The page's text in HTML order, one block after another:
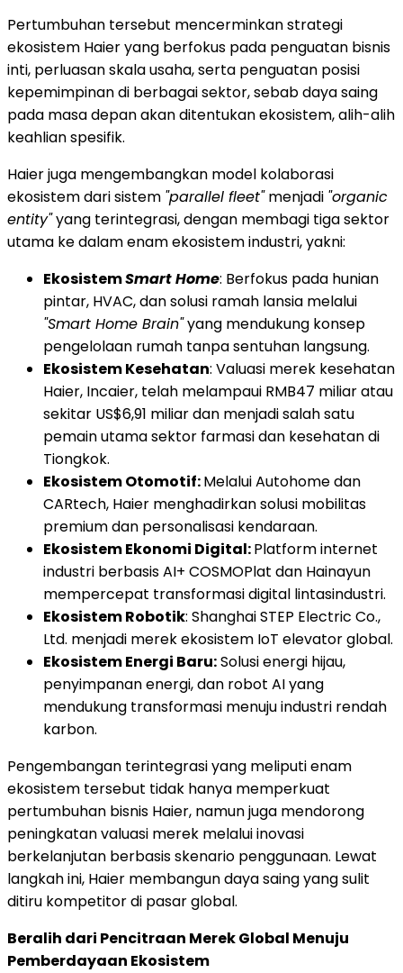
Pertumbuhan tersebut mencerminkan strategi
ekosistem Haier yang berfokus pada penguatan bisnis
inti, perluasan skala usaha, serta penguatan posisi
kepemimpinan di berbagai sektor, sebab daya saing
pada masa depan akan ditentukan ekosistem, alih-alih
keahlian spesifik.
Haier juga mengembangkan model kolaborasi
ekosistem dari sistem "parallel fleet"menjadi "organic
entity"yang terintegrasi, dengan membagi tiga sektor
utama ke dalam enam ekosistem industri, yakni:
EkosistemSmart Home: Berfokus pada hunian
pintar, HVAC, dan solusi ramah lansia melalui
"Smart Home Brain"yang mendukung konsep
pengelolaan rumah tanpa sentuhan langsung.
Ekosistem Kesehatan: Valuasi merek kesehatan
Haier, Incaier, telah melampaui RMB47 miliar atau
sekitar US$6,91 miliar dan menjadi salah satu
pemain utama sektor farmasi dan kesehatan di
Tiongkok.
Ekosistem Otomotif:Melalui Autohome dan
CARtech, Haier menghadirkan solusi mobilitas
premium dan personalisasi kendaraan.
Ekosistem Ekonomi Digital:Platform internet
industri berbasis AI+ COSMOPlat dan Hainayun
mempercepat transformasi digital lintasindustri.
Ekosistem Robotik: Shanghai STEP Electric Co.,
Ltd. menjadi merek ekosistem IoT elevator global.
Ekosistem Energi Baru:Solusi energi hijau,
penyimpanan energi, dan robot AI yang
mendukung transformasi menuju industri rendah
karbon.
Pengembangan terintegrasi yang meliputi enam
ekosistem tersebut tidak hanya memperkuat
pertumbuhan bisnis Haier, namun juga mendorong
peningkatan valuasi merek melalui inovasi
berkelanjutan berbasis skenario penggunaan. Lewat
langkah ini, Haier membangun daya saing yang sulit
ditiru kompetitor di pasar global.
Beralih dari Pencitraan Merek Global Menuju
Pemberdayaan Ekosistem